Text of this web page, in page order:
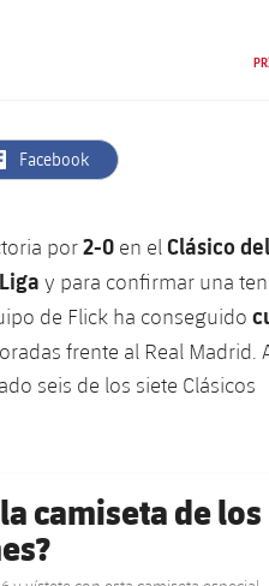
label.aria.facebook
Facebook
por2-0 en el Clásico
y para confirmar una
de Flick ha conseguido
frente al Real Madrid.
seis de los siete Clásicos
camiseta de los